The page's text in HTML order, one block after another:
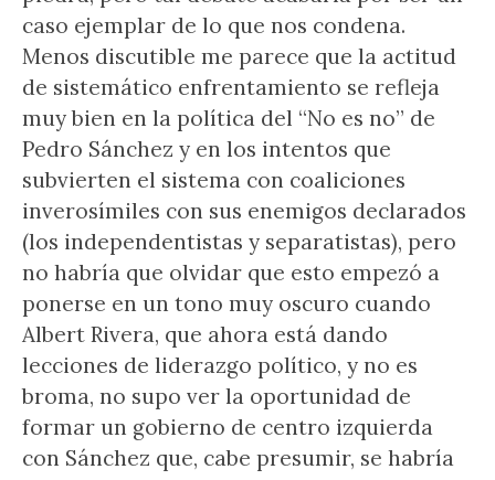
caso ejemplar de lo que nos condena.
Menos discutible me parece que la actitud
de sistemático enfrentamiento se refleja
muy bien en la política del “No es no” de
Pedro Sánchez y en los intentos que
subvierten el sistema con coaliciones
inverosímiles con sus enemigos declarados
(los independentistas y separatistas), pero
no habría que olvidar que esto empezó a
ponerse en un tono muy oscuro cuando
Albert Rivera, que ahora está dando
lecciones de liderazgo político, y no es
broma, no supo ver la oportunidad de
formar un gobierno de centro izquierda
con Sánchez que, cabe presumir, se habría